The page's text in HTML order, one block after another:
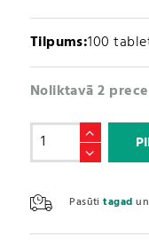
Tilpums:100
Noliktavā 2
Liver
Tabs
Aknu
veselībai
(100
Pasūtitagad